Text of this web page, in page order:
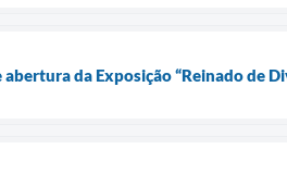
da Exposição “Reinado de